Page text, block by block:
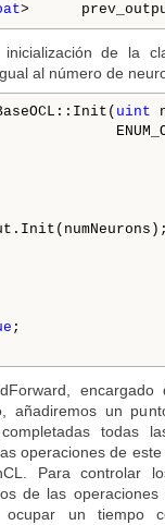
de la
al número de
uint
;
encargado
añadiremos un
todas
operaciones de
Para controlar
de las operaciones
un tiempo